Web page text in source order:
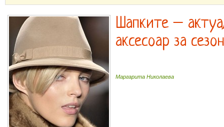
Шапките –
аксесоар за
Маргарита Николаева